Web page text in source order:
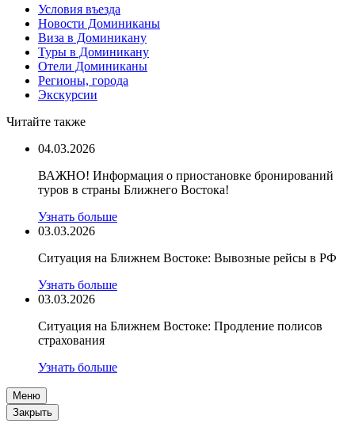
Условия въезда
Новости Доминиканы
Виза в Доминикану
Туры в Доминикану
Отели Доминиканы
Регионы, города
Экскурсии
Читайте также
04.03.2026
ВАЖНО! Информация о приостановке бронирований
туров в страны Ближнего Востока!
Узнать больше
03.03.2026
Ситуация на Ближнем Востоке: Вывозные рейсы в РФ
Узнать больше
03.03.2026
Ситуация на Ближнем Востоке: Продление полисов
страхования
Узнать больше
Меню
Закрыть